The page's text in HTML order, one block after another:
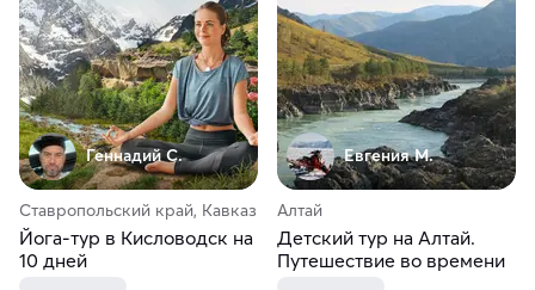
Геннадий С.
Ставропольский край, Кавказ
Йога-тур в Кисловодск на
10 дней
Евгения М.
Алтай
Детский тур на Алтай.
Путешествие во времени